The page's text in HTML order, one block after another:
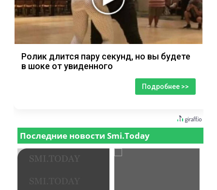
Ролик длится пару секунд, но вы будете
в шоке от увиденного
Подробнее >>